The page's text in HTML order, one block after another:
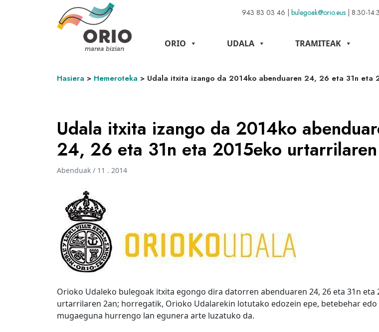
943 83 03 46 | bulegoak@orio.eus | 8:30-
ORIO UDALA TRAMITEAK
Hasiera > Hemeroteka > Udala itxita izango da 2014ko abenduaren 24, 26 eta 31n eta
Udala itxita izango da 2014ko
24, 26 eta 31n eta 2015eko
Abenduak / 11 . 2014
Orioko Udaleko bulegoak itxita egongo dira datorren abenduaren 24, 26 eta 31n eta
urtarrilaren 2an; horregatik, Orioko Udalarekin lotutako edozein epe, betebehar edo
mugaeguna hurrengo lan egunera arte luzatuko da.